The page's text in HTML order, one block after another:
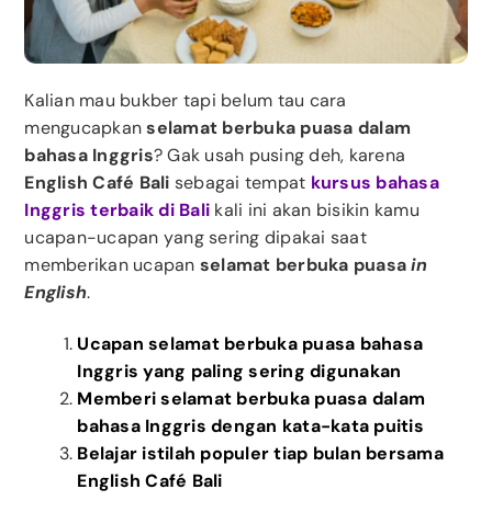
Kalian mau bukber tapi belum tau cara
mengucapkanselamat berbuka puasa dalam
bahasa Inggris? Gak usah pusing deh, karena
English Café Bali sebagai tempat kursus bahasa
Inggris terbaik di Bali kali ini akan bisikin kamu
ucapan-ucapan yang sering dipakai saat
memberikan ucapan selamat berbuka puasain
English.
Ucapan selamat berbuka puasa bahasa
Inggris yang paling sering digunakan
Memberi selamat berbuka puasa dalam
bahasa Inggris dengan kata-kata puitis
Belajar istilah populer tiap bulan bersama
English Café Bali